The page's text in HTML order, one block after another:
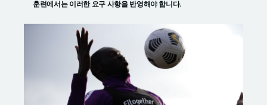
훈련에서는 이러한 요구 사항을 반영해야 합니다.